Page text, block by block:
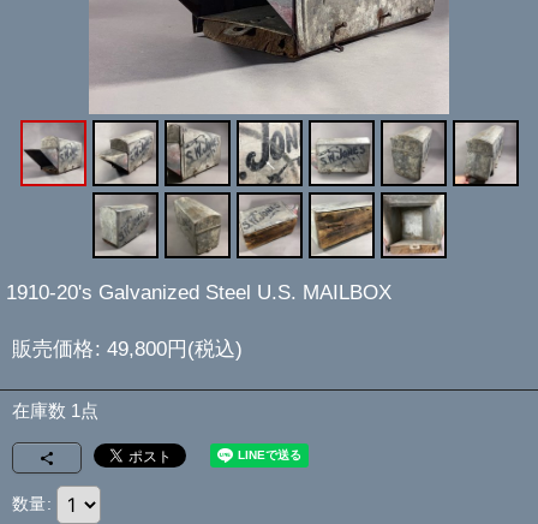
1910-20's Galvanized Steel U.S. MAILBOX
販売価格: 49,800円 (税込)
在庫数 1点
数量: